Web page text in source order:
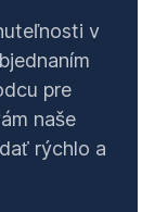
v
pre
naše
rýchlo a